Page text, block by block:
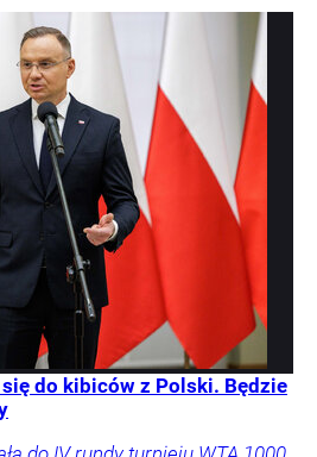
się do kibiców z Polski. Będzie